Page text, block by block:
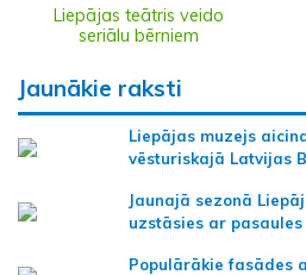
Liepājas teātris veido
seriālu bērniem
Jaunākie raksti
Liepājas muzejs
vēsturiskajā Latvijas
Jaunajā sezonā
uzstāsies ar
Populārākie fasādes